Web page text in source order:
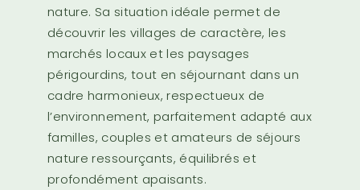
nature. Sa situation idéale permet de
découvrir les villages de caractère, les
marchés locaux et les paysages
périgourdins, tout en séjournant dans un
cadre harmonieux, respectueux de
l’environnement, parfaitement adapté aux
familles, couples et amateurs de séjours
nature ressourçants, équilibrés et
profondément apaisants.